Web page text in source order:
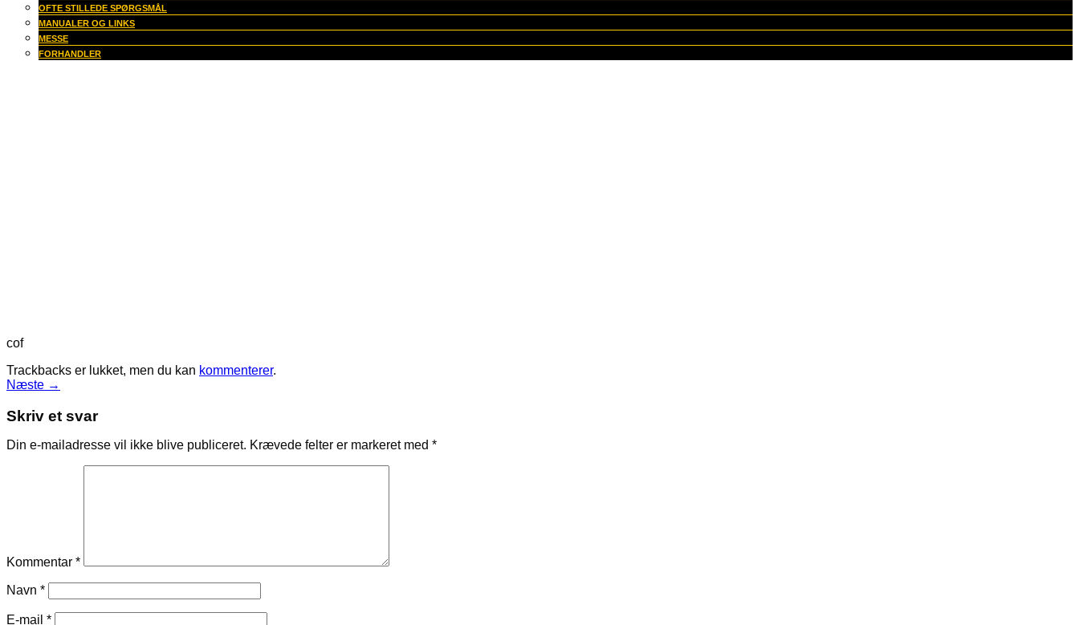
OFTE STILLEDE SPØRGSMÅL
MANUALER OG LINKS
MESSE
FORHANDLER
cof
Trackbacks er lukket, men du kan kommenterer.
Næste →
Skriv et svar
Din e-mailadresse vil ikke blive publiceret. Krævede felter er markeret med *
Kommentar *
Navn *
E-mail *